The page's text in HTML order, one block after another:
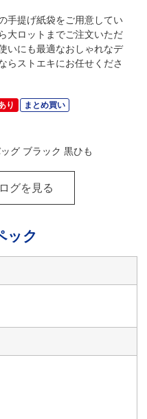
手提げ紙袋をご用意してい
大ロットまでご注文いただ
いにも最適なおしゃれなデ
らストエキにお任せくださ
り まとめ買い
グ ブラック 黒ひも
グを見る
ック